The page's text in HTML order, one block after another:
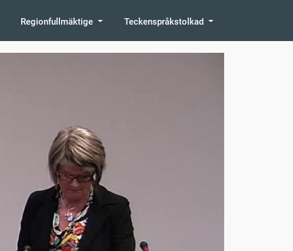
Regionfullmäktige Teckenspråkstolkad